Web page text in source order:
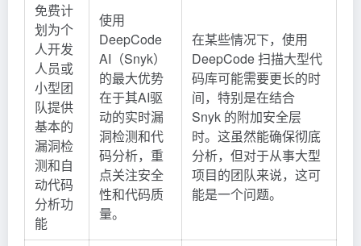
免费计
划为个
人开发
人员或
小型团
队提供
基本的
漏洞检
测和自
动代码
分析功
能
使用
DeepCode
AI（Snyk）
的最大优势
在于其AI驱
动的实时漏
洞检测和代
码分析，重
点关注安全
性和代码质
量。
在某些情况下，使用
DeepCode 扫描大型代
码库可能需要更长的时
间，特别是在结合
Snyk 的附加安全层
时。这虽然能确保彻底
分析，但对于从事大型
项目的团队来说，这可
能是一个问题。